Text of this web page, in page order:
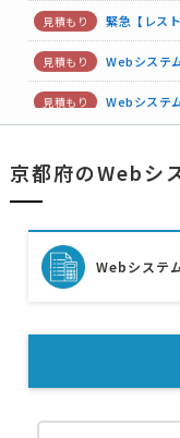
Webシステ
Webシステ
京都府のWebシ
Webシステ